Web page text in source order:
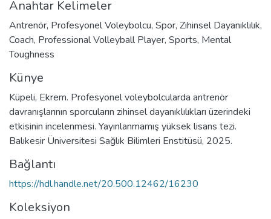
Anahtar Kelimeler
Antrenör, Profesyonel Voleybolcu, Spor, Zihinsel Dayanıklılık,
Coach, Professional Volleyball Player, Sports, Mental
Toughness
Künye
Küpeli, Ekrem. Profesyonel voleybolcularda antrenör
davranışlarının sporcuların zihinsel dayanıklılıkları üzerindeki
etkisinin incelenmesi. Yayınlanmamış yüksek lisans tezi.
Balıkesir Üniversitesi Sağlık Bilimleri Enstitüsü, 2025.
Bağlantı
https://hdl.handle.net/20.500.12462/16230
Koleksiyon